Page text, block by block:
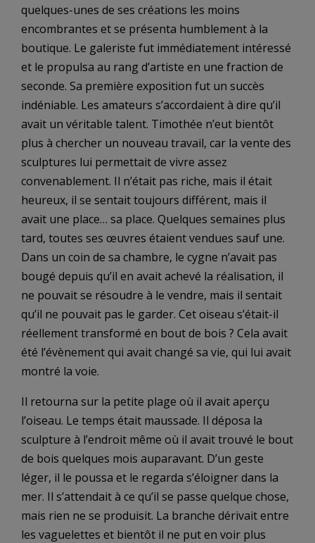
quelques-unes de ses créations les moins
encombrantes et se présenta humblement à la
boutique. Le galeriste fut immédiatement intéressé
et le propulsa au rang d’artiste en une fraction de
seconde. Sa première exposition fut un succès
indéniable. Les amateurs s’accordaient à dire qu’il
avait un véritable talent. Timothée n’eut bientôt
plus à chercher un nouveau travail, car la vente des
sculptures lui permettait de vivre assez
convenablement. Il n’était pas riche, mais il était
heureux, il se sentait toujours différent, mais il
avait une place… sa place. Quelques semaines plus
tard, toutes ses œuvres étaient vendues sauf une.
Dans un coin de sa chambre, le cygne n’avait pas
bougé depuis qu’il en avait achevé la réalisation, il
ne pouvait se résoudre à le vendre, mais il sentait
qu’il ne pouvait pas le garder. Cet oiseau s’était-il
réellement transformé en bout de bois ? Cela avait
été l’évènement qui avait changé sa vie, qui lui avait
montré la voie.
Il retourna sur la petite plage où il avait aperçu
l’oiseau. Le temps était maussade. Il déposa la
sculpture à l’endroit même où il avait trouvé le bout
de bois quelques mois auparavant. D’un geste
léger, il le poussa et le regarda s’éloigner dans la
mer. Il s’attendait à ce qu’il se passe quelque chose,
mais rien ne se produisit. La branche dérivait entre
les vaguelettes et bientôt il ne put en voir plus